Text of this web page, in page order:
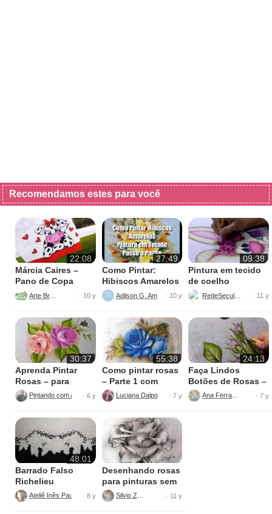
Recomendamos estes para você
22:08
Márcia Caires –
Pano de Copa
Vaquinha Mimosa· 10 y
27:49
Como Pintar:
Hibiscos Amarelos
Adilson G. Amaral · 10 y
09:38
Pintura em tecido
de coelho
· 11 y
30:37
Aprenda Pintar
Rosas – para
Iniciantes
Pintando com Alegria· 6 y
55:38
Como pintar rosas
– Parte 1 com
Luciana Dalponte
Luciana Dalponte · 7 y
24:13
Faça Lindos
Botões de Rosas –
Pintura em Tecido
Ana Ferrante · 7 y
48:01
Barrado Falso
Richelieu
Ateliê Inês Paulino Lopes
· 8 y
Desenhando rosas
para pinturas sem
dificuldade
· 11 y